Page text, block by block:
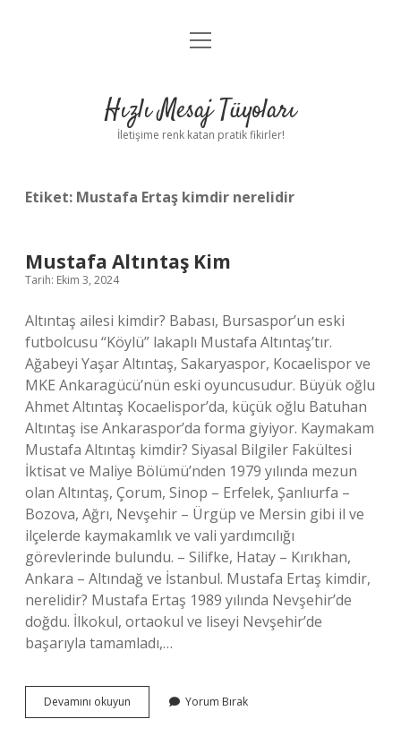
Anasayfa
Yasal Uyarı
menüyü
Hızlı Mesaj Tüyoları
İletişime renk katan pratik fikirler!
Etiket: Mustafa Ertaş kimdir nerelidir
Mustafa Altıntaş Kim
Tarih: Ekim 3, 2024
Altıntaş ailesi kimdir? Babası, Bursaspor’un eski
futbolcusu “Köylü” lakaplı Mustafa Altıntaş’tır.
Ağabeyi Yaşar Altıntaş, Sakaryaspor, Kocaelispor ve
MKE Ankaragücü’nün eski oyuncusudur. Büyük oğlu
Ahmet Altıntaş Kocaelispor’da, küçük oğlu Batuhan
Altıntaş ise Ankaraspor’da forma giyiyor. Kaymakam
Mustafa Altıntaş kimdir? Siyasal Bilgiler Fakültesi
İktisat ve Maliye Bölümü’nden 1979 yılında mezun
olan Altıntaş, Çorum, Sinop – Erfelek, Şanlıurfa –
Bozova, Ağrı, Nevşehir – Ürgüp ve Mersin gibi il ve
ilçelerde kaymakamlık ve vali yardımcılığı
görevlerinde bulundu. – Silifke, Hatay – Kırıkhan,
Ankara – Altındağ ve İstanbul. Mustafa Ertaş kimdir,
nerelidir? Mustafa Ertaş 1989 yılında Nevşehir’de
doğdu. İlkokul, ortaokul ve liseyi Nevşehir’de
başarıyla tamamladı,…
Devamını okuyun Mustafa
Altıntaş
Yorum Bırak